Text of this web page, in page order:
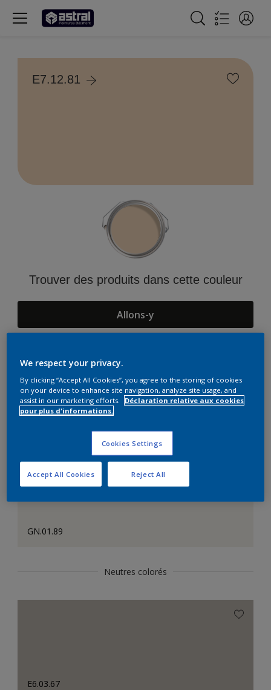
E7.12.81
Trouver des produits dans cette couleur
Allons-y
Suggestions d'Harmonies
GN.01.89
Neutres colorés
E6.03.67
We respect your privacy.
By clicking “Accept All Cookies”, you agree to the storing of cookies
on your device to enhance site navigation, analyze site usage, and
assist in our marketing efforts.
Déclaration relative aux cookies
pour plus d'informations.
Cookies Settings
Reject All
Accept All Cookies